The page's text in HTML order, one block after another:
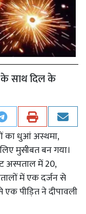
साथ दिल के
का धुआं अस्थमा,
मुसीबत बन गया।
अस्पताल में 20,
में एक दर्जन से
एक पीड़ित ने दीपावली